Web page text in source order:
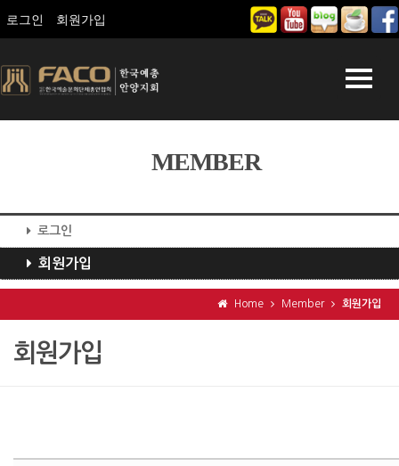
로그인 회원가입
MEMBER
로그인
회원가입
Home Member 회원가입
회원가입